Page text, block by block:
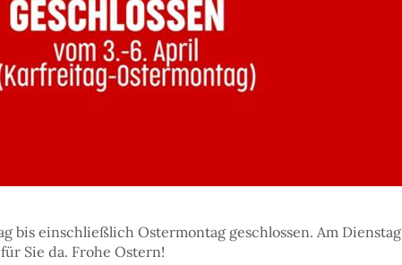
bis einschließlich Ostermontag geschlossen. Am Dienstag
Sie da. Frohe Ostern!